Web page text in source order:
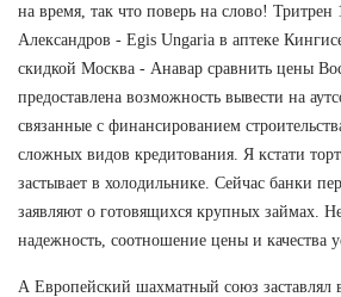
на время, так что поверь на слово! Тритрен
Александров - Egis Ungaria в аптеке
скидкой Москва - Анавар сравнить цены
предоставлена возможность вывести на
связанные с финансированием
сложных видов кредитования. Я кстати
застывает в холодильнике. Сейчас банки
заявляют о готовящихся крупных займах.
надежность, соотношение цены и качества
А Европейский шахматный союз заставлял